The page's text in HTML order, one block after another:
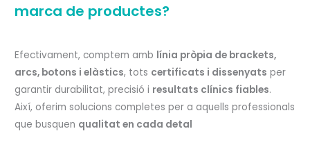
marca de productes?
Efectivament, comptem amb línia pròpia de brackets,
arcs, botons i elàstics, tots certificats i dissenyats per
garantir durabilitat, precisió i resultats clínics fiables.
Així, oferim solucions completes per a aquells professionals
que busquen qualitat en cada detal